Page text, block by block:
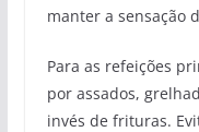
manter a sensação
Para as refeições
por assados,
invés de frituras.